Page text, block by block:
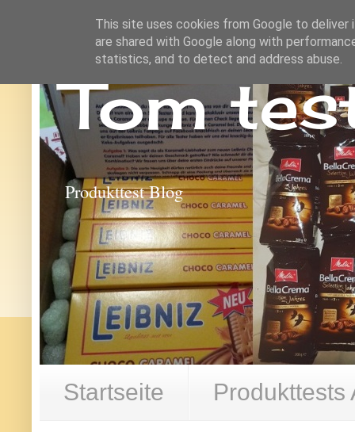
Tom
Produkttest Blog
Startseite Produkttests
This site uses cookies from Google to deliver
are shared with Google along with
statistics, and to detect and address abuse.